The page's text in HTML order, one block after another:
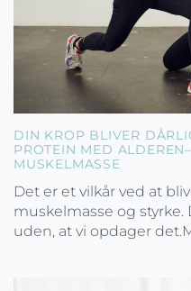
DIN KROP BLIVER
PROTEIN MED
MUSKELMASSE
Det er et vilkår ved at
muskelmasse og styrke.
uden, at vi opdager